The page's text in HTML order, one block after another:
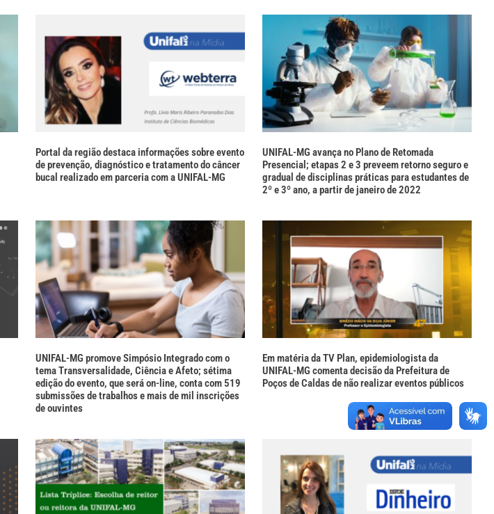
Portal da região destaca informações sobre evento
de prevenção, diagnóstico e tratamento do câncer
bucal realizado em parceria com a UNIFAL-MG
UNIFAL-MG avança no Plano de Retomada
Presencial; etapas 2 e 3 preveem retorno seguro e
gradual de disciplinas práticas para estudantes de
2º e 3º ano, a partir de janeiro de 2022
UNIFAL-MG promove Simpósio Integrado com o
tema Transversalidade, Ciência e Afeto; sétima
edição do evento, que será on-line, conta com 519
submissões de trabalhos e mais de mil inscrições
de ouvintes
Em matéria da TV Plan, epidemiologista da
UNIFAL-MG comenta decisão da Prefeitura de
Poços de Caldas de não realizar eventos públicos